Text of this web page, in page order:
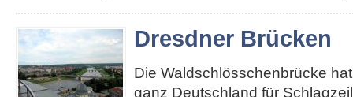
Dresdner Brücken
Die Waldschlösschenbrücke
ganz Deutschland für